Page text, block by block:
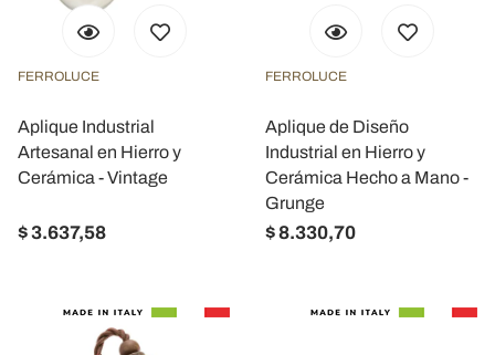
FERROLUCE
Aplique Industrial
Artesanal en Hierro y
Cerámica - Vintage
$ 3.637,58
FERROLUCE
Aplique de Diseño
Industrial en Hierro y
Cerámica Hecho a Mano -
Grunge
$ 8.330,70